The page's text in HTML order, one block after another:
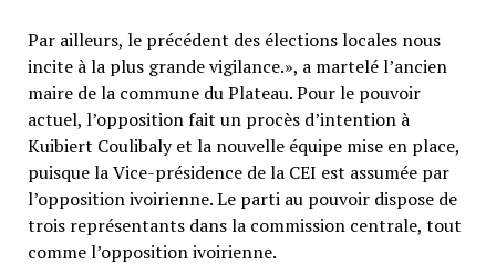
Par ailleurs, le précédent des élections locales nous
incite à la plus grande vigilance.», a martelé l’ancien
maire de la commune du Plateau. Pour le pouvoir
actuel, l’opposition fait un procès d’intention à
Kuibiert Coulibaly et la nouvelle équipe mise en place,
puisque la Vice-présidence de la CEI est assumée par
l’opposition ivoirienne. Le parti au pouvoir dispose de
trois représentants dans la commission centrale, tout
comme l’opposition ivoirienne.